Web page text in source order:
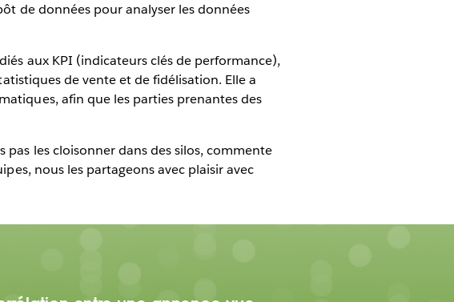
de données pour analyser les données
aux KPI (indicateurs clés de performance),
de vente et de fidélisation. Elle a
afin que les parties prenantes des
pas les cloisonner dans des silos, commente
nous les partageons avec plaisir avec